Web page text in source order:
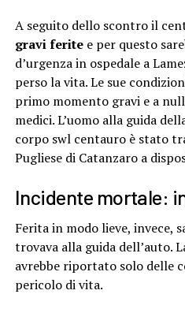
A seguito dello scontro il
gravi feritee per questo
d’urgenza in ospedale a
perso la vita. Le sue
primo momento gravi e a
medici. L’uomo alla guida
corpo swl centauro è stato
Pugliese di Catanzaro a
Incidente mortale:
Ferita in modo lieve, invece,
trovava alla guida dell’auto.
avrebbe riportato solo delle
pericolo di vita.